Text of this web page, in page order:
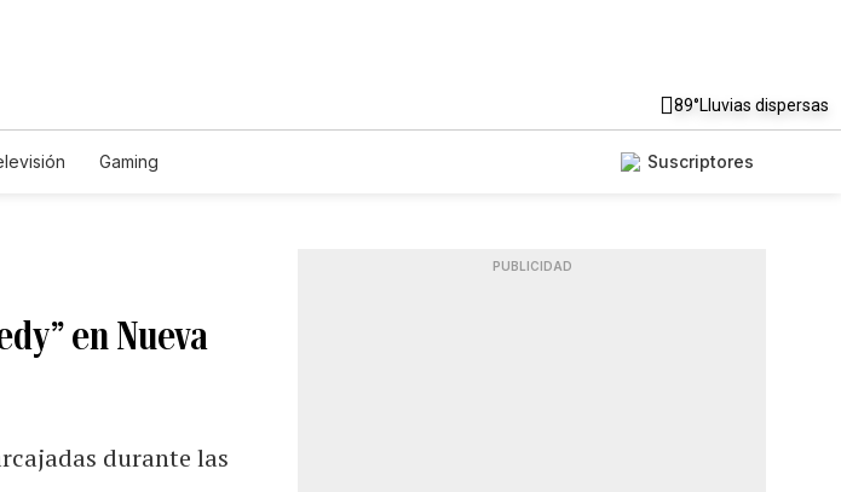
89°Lluvias dispersas
Gaming Suscriptores
en Nueva
durante las
PUBLICIDAD